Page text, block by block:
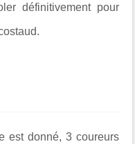
définitivement pour
est donné, 3 coureurs